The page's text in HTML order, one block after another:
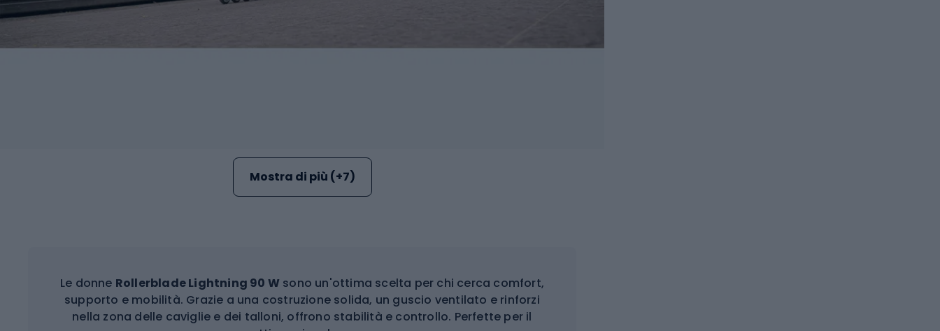
Mostra di più (+7)
Le donne Rollerblade Lightning 90 W sono un'ottima scelta per chi cerca comfort,
supporto e mobilità. Grazie a una costruzione solida, un guscio ventilato e rinforzi
nella zona delle caviglie e dei talloni, offrono stabilità e controllo. Perfette per il